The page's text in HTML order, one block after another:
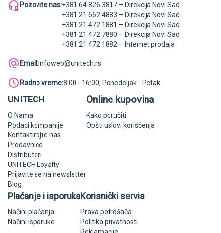
Pozovite nas:+381 64 826 3817 – Direkcija Novi Sad
+381 21 662 4883 – Direkcija Novi Sad
+381 21 472 1881 – Direkcija Novi Sad
+381 21 472 7880 – Direkcija Novi Sad
+381 21 472 1882 – Internet prodaja
Email:infoweb@unitech.rs
Radno vreme:8:00 - 16:00, Ponedeljak - Petak
UNITECH
O Nama
Podaci kompanije
Kontaktirajte nas
Prodavnice
Distributeri
UNITECH Loyalty
Prijavite se na newsletter
Blog
Online kupovina
Kako poručiti
Opšti uslovi korišćenja
Plaćanje i isporuka
Načini plaćanja
Načini isporuke
Korisnički servis
Prava potrošača
Politika privatnosti
Reklamacije